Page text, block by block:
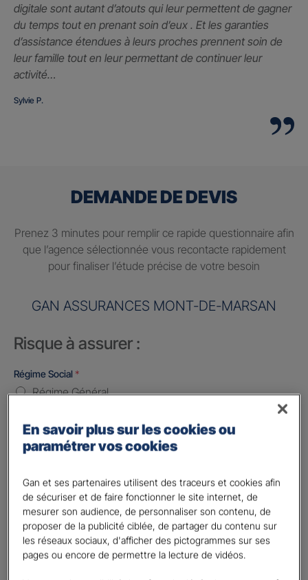
digitale sont autant d’atouts qui leur permettent de gagner
du temps tout en prenant soin d’eux . Et les garanties
d’assistance étendues à leurs proches prennent soin de
leur famille tout en leur permettant de continuer leur
activité…
Sylvie P.
DEMANDE DE DEVIS
Prenez 3 minutes pour remplir ce rapide questionnaire afin
que l’agence sélectionnée vous recontacte rapidement
pour finaliser l’étude précise de votre besoin
GAN ASSURANCES MONT-DE-MARSAN
Risque à assurer :
Régime Social *
Régime Général
Régime Agricole
Régime local Alsace - Moselle
Bénéficiaire(s)*
Moi
Conjoint
Enfant(s)
A partir du 3ème enfant, Ils seront rattachés gratuitement à votre contrat. Pensez
En savoir plus sur les cookies ou
paramétrer vos cookies
Gan et ses partenaires utilisent des traceurs et cookies afin
de sécuriser et de faire fonctionner le site internet, de
mesurer son audience, de personnaliser son contenu, de
proposer de la publicité ciblée, de partager du contenu sur
les réseaux sociaux, d'afficher des pictogrammes sur ses
pages ou encore de permettre la lecture de vidéos.